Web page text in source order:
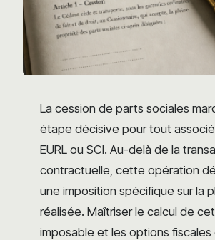
La cession de parts sociales
étape décisive pour tout associé
EURL ou SCI. Au-delà de la
contractuelle, cette opération
une imposition spécifique sur la
réalisée. Maîtriser le calcul de
imposable et les options fiscales